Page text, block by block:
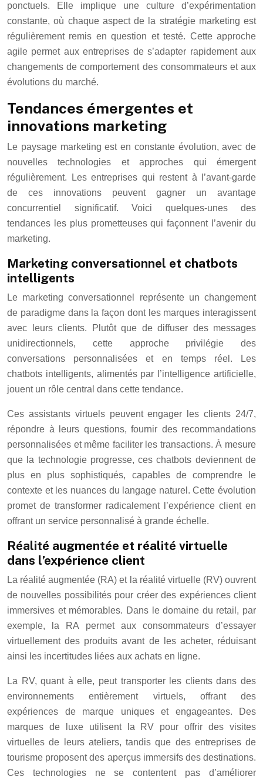
ponctuels. Elle implique une culture d’expérimentation
constante, où chaque aspect de la stratégie marketing est
régulièrement remis en question et testé. Cette approche
agile permet aux entreprises de s’adapter rapidement aux
changements de comportement des consommateurs et aux
évolutions du marché.
Tendances émergentes et
innovations marketing
Le paysage marketing est en constante évolution, avec de
nouvelles technologies et approches qui émergent
régulièrement. Les entreprises qui restent à l’avant-garde
de ces innovations peuvent gagner un avantage
concurrentiel significatif. Voici quelques-unes des
tendances les plus prometteuses qui façonnent l’avenir du
marketing.
Marketing conversationnel et chatbots
intelligents
Le marketing conversationnel représente un changement
de paradigme dans la façon dont les marques interagissent
avec leurs clients. Plutôt que de diffuser des messages
unidirectionnels, cette approche privilégie des
conversations personnalisées et en temps réel. Les
chatbots intelligents, alimentés par l’intelligence artificielle,
jouent un rôle central dans cette tendance.
Ces assistants virtuels peuvent engager les clients 24/7,
répondre à leurs questions, fournir des recommandations
personnalisées et même faciliter les transactions. À mesure
que la technologie progresse, ces chatbots deviennent de
plus en plus sophistiqués, capables de comprendre le
contexte et les nuances du langage naturel. Cette évolution
promet de transformer radicalement l’expérience client en
offrant un service personnalisé à grande échelle.
Réalité augmentée et réalité virtuelle
dans l’expérience client
La réalité augmentée (RA) et la réalité virtuelle (RV) ouvrent
de nouvelles possibilités pour créer des expériences client
immersives et mémorables. Dans le domaine du retail, par
exemple, la RA permet aux consommateurs d’essayer
virtuellement des produits avant de les acheter, réduisant
ainsi les incertitudes liées aux achats en ligne.
La RV, quant à elle, peut transporter les clients dans des
environnements entièrement virtuels, offrant des
expériences de marque uniques et engageantes. Des
marques de luxe utilisent la RV pour offrir des visites
virtuelles de leurs ateliers, tandis que des entreprises de
tourisme proposent des aperçus immersifs des destinations.
Ces technologies ne se contentent pas d’améliorer